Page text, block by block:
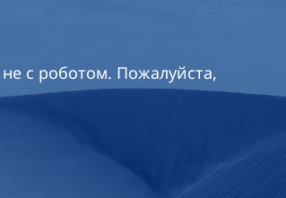
с роботом. Пожалуйста,